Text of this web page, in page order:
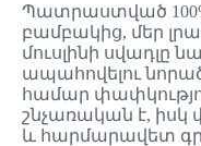
Պատրաստված
բամբակից, մեր
մուսլինի սվադլը
ապահովելու
համար
շնչառական է, իսկ
և հարմարավետ